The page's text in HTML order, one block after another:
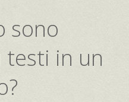
sono
in un